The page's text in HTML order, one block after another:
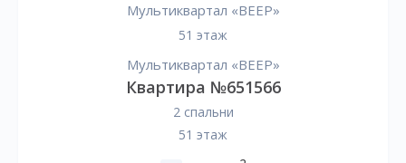
Мультиквартал «ВЕЕР»
51 этаж
Мультиквартал «ВЕЕР»
Квартира №651566
2 спальни
51 этаж